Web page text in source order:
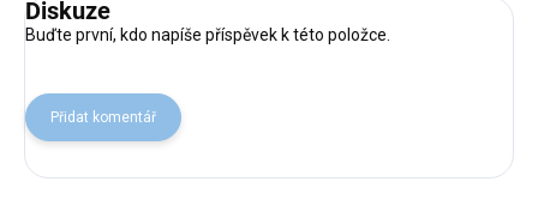
Diskuze
Buďte první, kdo napíše příspěvek k této položce.
Přidat komentář